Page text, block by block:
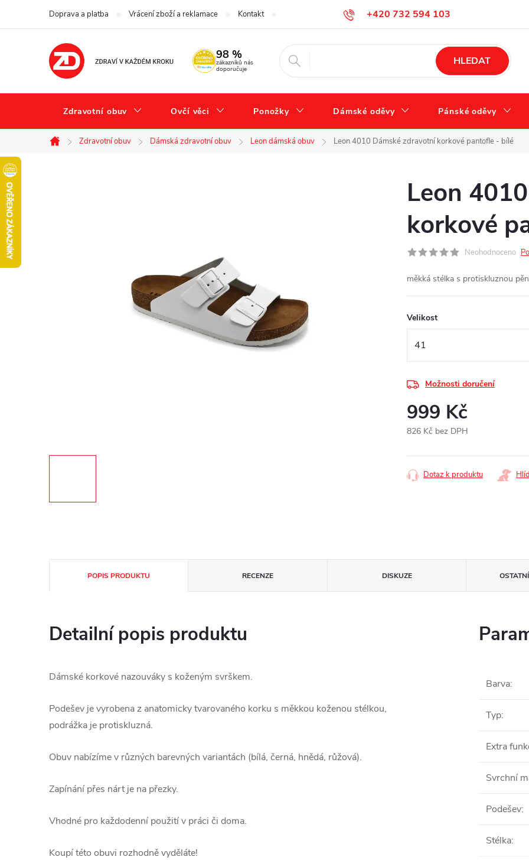
+420 732 594 103
info@zdravotnidoplnky.com
Doprava a platba Vrácení zboží a reklamace Kontakt Jak se správně starat o obuv?
98 %
zákazníků nás
doporučuje
HLEDAT
Zdravotní obuv Ovčí věci Ponožky Dámské oděvy Pánské oděvy
Domů
Zdravotní obuv Dámská zdravotní obuv Leon dámská obuv Leon 4010 Dámské zdravotní korkové pantofle - bílé
Leon
korkové
Neohodnoceno
měkká stélka s protiskluznou
Velikost
Možnosti doručení
999 Kč
826 Kč bez DPH
cena:
Dotaz k produktu
POPIS PRODUKTU RECENZE DISKUZE
Detailní popis produktu
Dámské korkové nazouváky s koženým svrškem.
Podešev je vyrobena z anatomicky tvarovaného korku s měkkou koženou stélkou,
podrážka je protiskluzná.
Obuv nabízíme v různých barevných variantách (bílá, černá, hnědá, růžová).
Zapínání přes nárt je na přezky.
Vhodné pro každodenní použití v práci či doma.
Koupí této obuvi rozhodně vyděláte!
Barva:
Typ:
Extra
Svrchní
Podešev:
Stélka: